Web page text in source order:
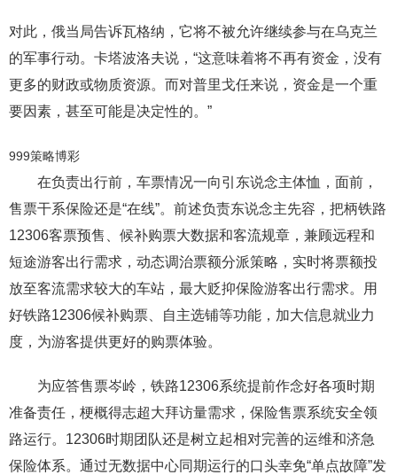
对此，俄当局告诉瓦格纳，它将不被允许继续参与在乌克兰
的军事行动。卡塔波洛夫说，“这意味着将不再有资金，没有
更多的财政或物质资源。而对普里戈任来说，资金是一个重
要因素，甚至可能是决定性的。”
999策略博彩
在负责出行前，车票情况一向引东说念主体恤，面前，
售票干系保险还是“在线”。前述负责东说念主先容，把柄铁路
12306客票预售、候补购票大数据和客流规章，兼顾远程和
短途游客出行需求，动态调治票额分派策略，实时将票额投
放至客流需求较大的车站，最大贬抑保险游客出行需求。用
好铁路12306候补购票、自主选铺等功能，加大信息就业力
度，为游客提供更好的购票体验。
为应答售票岑岭，铁路12306系统提前作念好各项时期
准备责任，梗概得志超大拜访量需求，保险售票系统安全领
路运行。12306时期团队还是树立起相对完善的运维和济急
保险体系。通过无数据中心同期运行的口头幸免“单点故障”发